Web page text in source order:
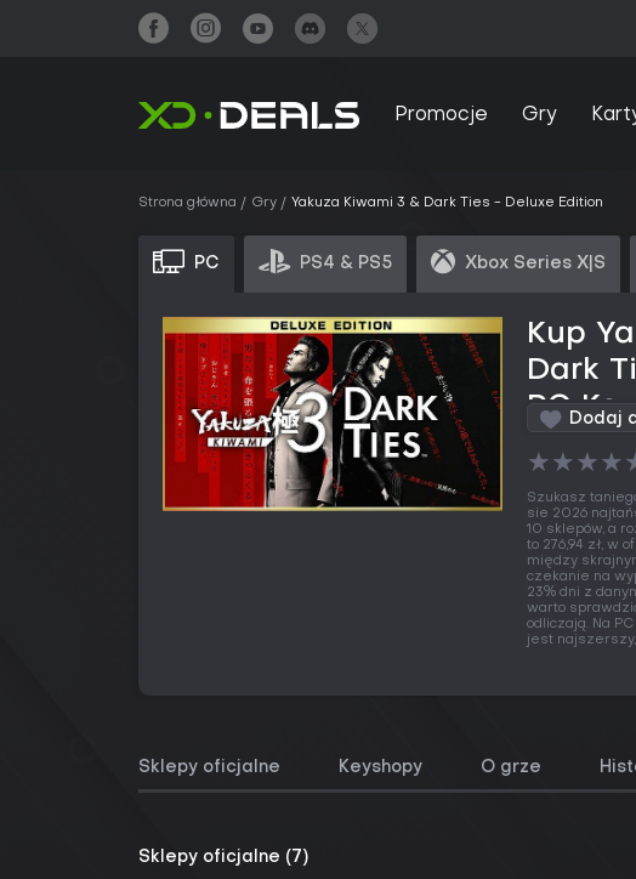
Promocje Gry
Strona główna Gry Yakuza Kiwami 3 & Dark Ties - Deluxe Edition
PC PS4 & PS5 Xbox Series X|S
Kup
Dark
PC Key
Dodaj
★★★★
Szukasz
sie 2026
10 sklepów, a
to 276,94 zł, w
między
czekanie na
23% dni z
warto
odliczają. Na
jest
Sklepy oficjalne Keyshopy O grze
Sklepy oficjalne (7)